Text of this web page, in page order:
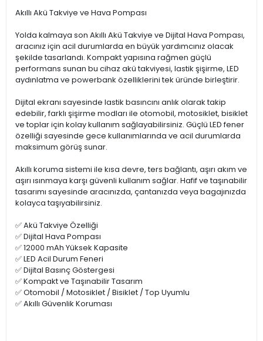
Akıllı Akü Takviye ve Hava Pompası
Yolda kalmaya son Akıllı Akü Takviye ve Dijital Hava Pompası,
aracınız için acil durumlarda en büyük yardımcınız olacak
şekilde tasarlandı. Kompakt yapısına rağmen güçlü
performans sunan bu cihaz akü takviyesi, lastik şişirme, LED
aydınlatma ve powerbank özelliklerini tek üründe birleştirir.
Dijital ekranı sayesinde lastik basıncını anlık olarak takip
edebilir, farklı şişirme modları ile otomobil, motosiklet, bisiklet
ve toplar için kolay kullanım sağlayabilirsiniz. Güçlü LED fener
özelliği sayesinde gece kullanımlarında ve acil durumlarda
maksimum görüş sunar.
Akıllı koruma sistemi ile kısa devre, ters bağlantı, aşırı akım ve
aşırı ısınmaya karşı güvenli kullanım sağlar. Hafif ve taşınabilir
tasarımı sayesinde aracınızda, çantanızda veya bagajınızda
kolayca taşıyabilirsiniz.
✅ Akü Takviye Özelliği
✅ Dijital Hava Pompası
✅ 12000 mAh Yüksek Kapasite
✅ LED Acil Durum Feneri
✅ Dijital Basınç Göstergesi
✅ Kompakt ve Taşınabilir Tasarım
✅ Otomobil / Motosiklet / Bisiklet / Top Uyumlu
✅ Akıllı Güvenlik Koruması